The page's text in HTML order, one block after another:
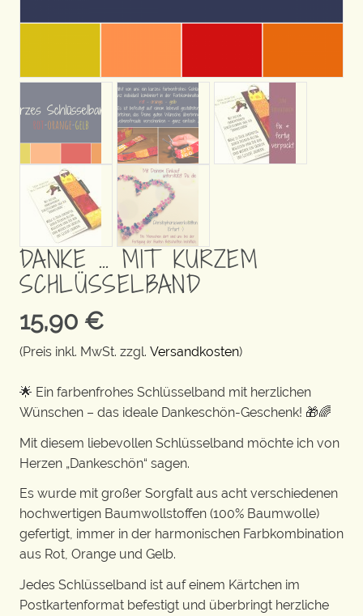
DANKE … MIT KURZEM
SCHLÜSSELBAND
15,90 €
(Preis inkl. MwSt. zzgl. Versandkosten)
🌟 Ein farbenfrohes Schlüsselband mit herzlichen
Wünschen – das ideale Dankeschön-Geschenk! 🎁🌈
Mit diesem liebevollen Schlüsselband möchte ich von
Herzen „Dankeschön“ sagen.
Es wurde mit großer Sorgfalt aus acht verschiedenen
hochwertigen Baumwollstoffen (100% Baumwolle)
gefertigt, immer in der harmonischen Farbkombination
aus Rot, Orange und Gelb.
Jedes Schlüsselband ist auf einem Kärtchen im
Postkartenformat befestigt und überbringt herzliche